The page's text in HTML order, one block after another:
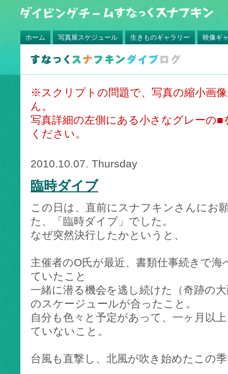
ホーム 写真展スケジュール 生きものギャラリー 映像ギ
※スクリプトの問題で、写真の縮小画
ん。
写真詳細の左側にある小さなグレーの
ください。
2010.10.07. Thursday
臨時ダイブ
この日は、直前にスナフキンさんにお
た、「臨時ダイブ」でした。
なぜ突然決行したかというと、
主催者のO氏が最近、書類仕事続きで
ていたこと
一緒に潜る機会を逃し続けた（奇跡の
のスケージュールが合ったこと。
自分も色々と予定があって、一ヶ月以
ていないこと。
台風も直撃し、北風が吹き始めたこの